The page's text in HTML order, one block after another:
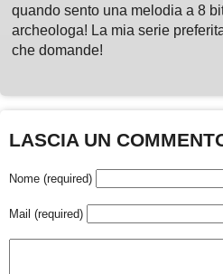
quando sento una melodia a 8
archeologa! La mia serie
che domande!
LASCIA UN
Nome (required)
Mail (required)